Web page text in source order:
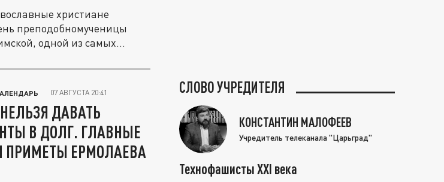
христиане
преподобномученицы
одной из самых...
07 АВГУСТА 20:41
ДАВАТЬ
В ДОЛГ. ГЛАВНЫЕ
ПРИМЕТЫ ЕРМОЛАЕВА
СЛОВО УЧРЕДИТЕЛЯ
КОНСТАНТИН МАЛОФЕЕВ
Учредитель телеканала "Царьград"
Технофашисты XXI века